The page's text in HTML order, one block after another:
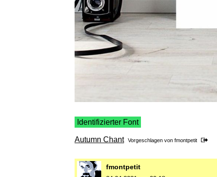
Identifizierter Font
Autumn Chant Vorgeschlagen von fmontpetit
fmontpetit